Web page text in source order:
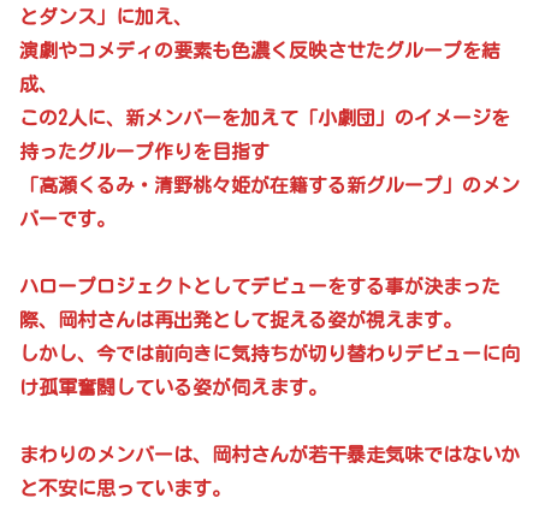
とダンス」に加え、
演劇やコメディの要素も色濃く反映させたグループを結
成、
この2人に、新メンバーを加えて「小劇団」のイメージを
持ったグループ作りを目指す
「高瀬くるみ・清野桃々姫が在籍する新グループ」のメン
バーです。
ハロープロジェクトとしてデビューをする事が決まった
際、岡村さんは再出発として捉える姿が視えます。
しかし、今では前向きに気持ちが切り替わりデビューに向
け孤軍奮闘している姿が伺えます。
まわりのメンバーは、岡村さんが若干暴走気味ではないか
と不安に思っています。